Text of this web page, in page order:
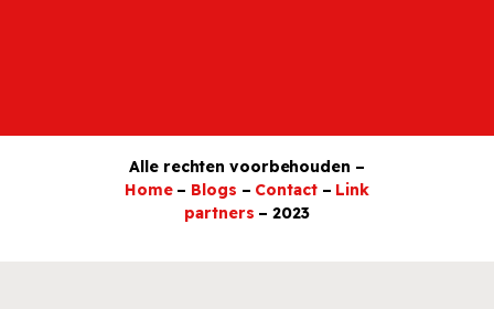
Alle rechten voorbehouden –
Home – Blogs – Contact – Link
partners – 2023